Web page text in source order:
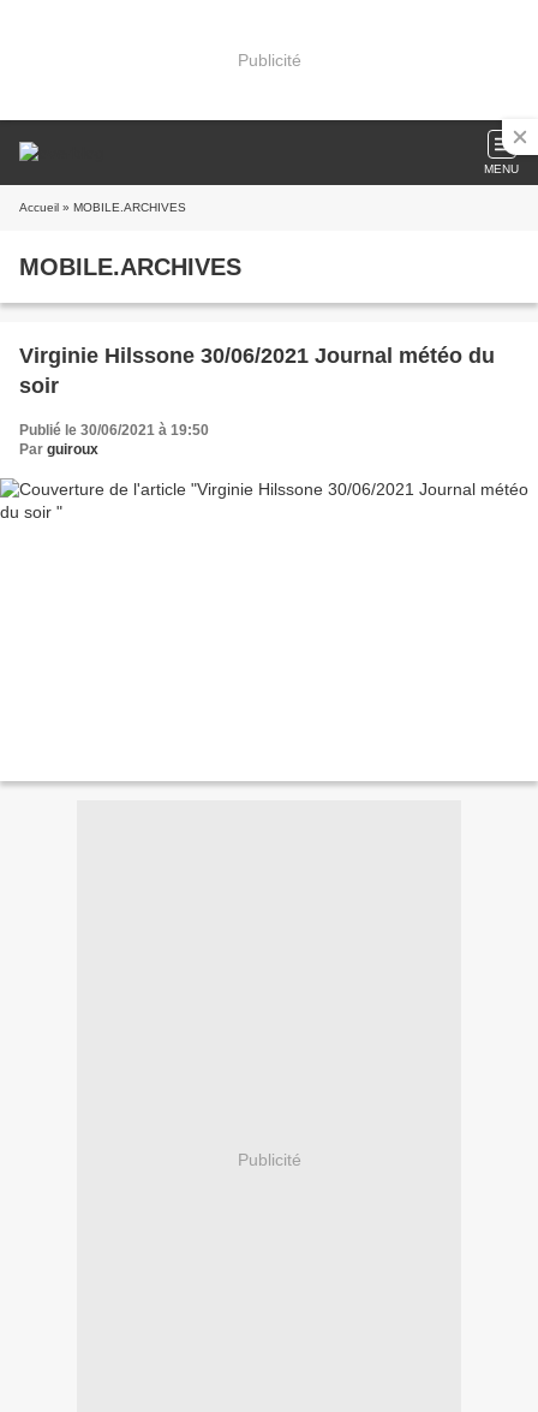
Publicité
MENU
Accueil » MOBILE.ARCHIVES
MOBILE.ARCHIVES
Virginie Hilssone 30/06/2021 Journal météo du
soir
Publié le 30/06/2021 à 19:50
Par guiroux
Publicité